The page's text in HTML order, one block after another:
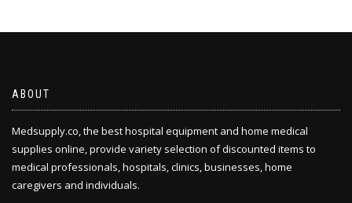
ABOUT
Medsupply.co, the best hospital equipment and home medical
supplies online, provide variety selection of discounted items to
medical professionals, hospitals, clinics, businesses, home
caregivers and individuals.